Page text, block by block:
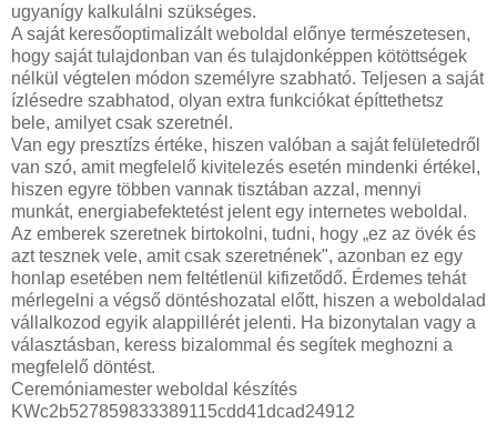
ugyanígy kalkulálni szükséges.
A saját keresőoptimalizált weboldal előnye természetesen,
hogy saját tulajdonban van és tulajdonképpen kötöttségek
nélkül végtelen módon személyre szabható. Teljesen a saját
ízlésedre szabhatod, olyan extra funkciókat építtethetsz
bele, amilyet csak szeretnél.
Van egy presztízs értéke, hiszen valóban a saját felületedről
van szó, amit megfelelő kivitelezés esetén mindenki értékel,
hiszen egyre többen vannak tisztában azzal, mennyi
munkát, energiabefektetést jelent egy internetes weboldal.
Az emberek szeretnek birtokolni, tudni, hogy „ez az övék és
azt tesznek vele, amit csak szeretnének", azonban ez egy
honlap esetében nem feltétlenül kifizetődő. Érdemes tehát
mérlegelni a végső döntéshozatal előtt, hiszen a weboldalad
vállalkozod egyik alappillérét jelenti. Ha bizonytalan vagy a
választásban, keress bizalommal és segítek meghozni a
megfelelő döntést.
Ceremóniamester weboldal készítés
KWc2b527859833389115cdd41dcad24912